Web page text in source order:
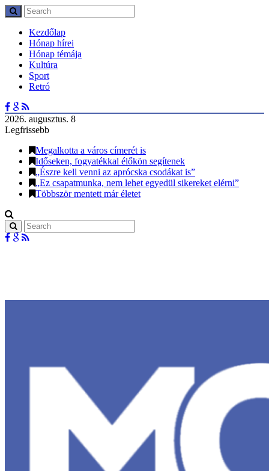
Kezdőlap
Hónap hírei
Hónap témája
Kultúra
Sport
Retró
2026. augusztus. 8
Legfrissebb
Megalkotta a város címerét is
Időseken, fogyatékkal élőkön segítenek
„Észre kell venni az aprócska csodákat is”
„Ez csapatmunka, nem lehet egyedül sikereket elérni”
Többször mentett már életet